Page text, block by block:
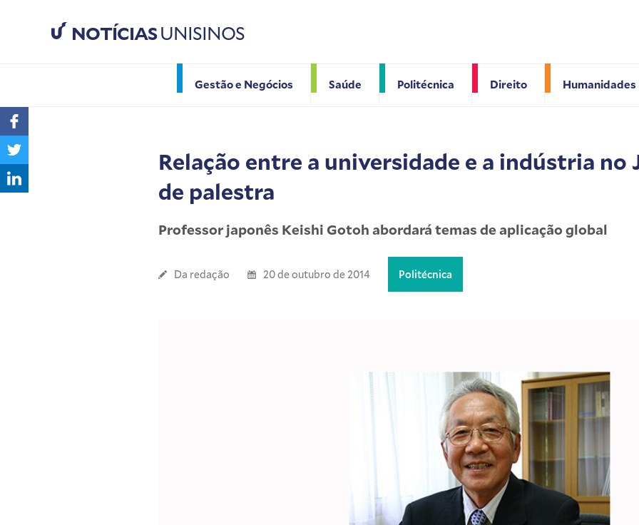
NOTÍCIASUNISINOS
Gestão e Negócios Saúde Politécnica Direito Humanidades
Relação entre a universidade e a indústria no
de palestra
Professor japonês Keishi Gotoh abordará temas de aplicação global
Da redação 20 de outubro de 2014 Politécnica